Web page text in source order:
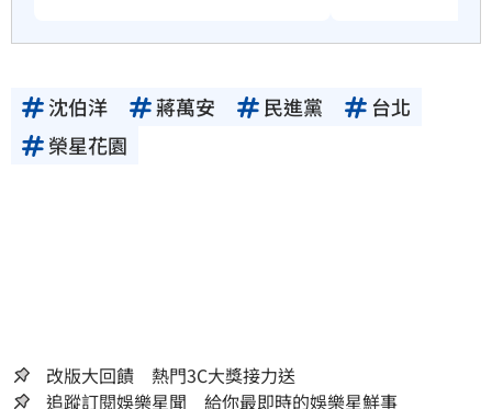
沈伯洋 蔣萬安 民進黨
台北
榮星花園
改版大回饋 熱門3C大獎接力送
追蹤訂閱娛樂星聞 給你最即時的娛樂星鮮事